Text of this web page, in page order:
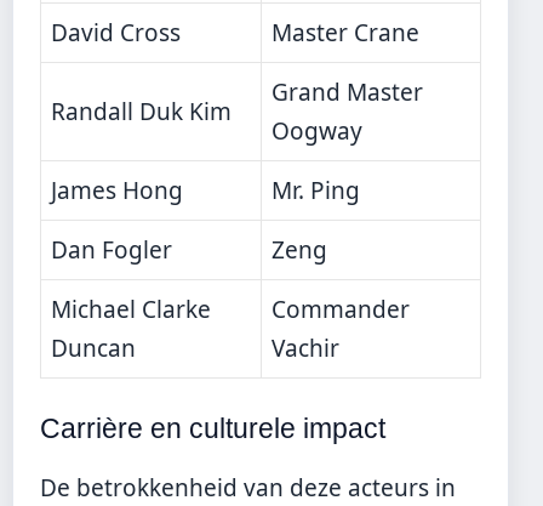
David Cross
Master Crane
Randall Duk Kim
Grand Master
Oogway
James Hong
Mr. Ping
Dan Fogler
Zeng
Michael Clarke
Duncan
Commander
Vachir
Carrière en culturele impact
De betrokkenheid van deze acteurs in